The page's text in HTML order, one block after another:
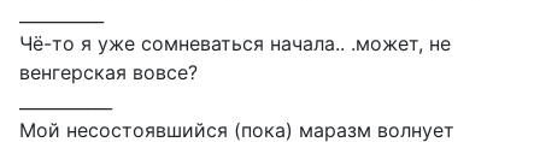
Чё-то я уже сомневаться начала.. .может, не
венгерская вовсе?
Мой несостоявшийся (пока) маразм волнует